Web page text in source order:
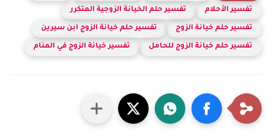
تفسير الأحلام تفسير حلم الخيانة الزوجية المتكرر
تفسير حلم خيانة الزوج تفسير حلم خيانة الزوج ابن سيرين
تفسير حلم خيانة الزوج للحامل تفسير خيانة الزوج في المنام